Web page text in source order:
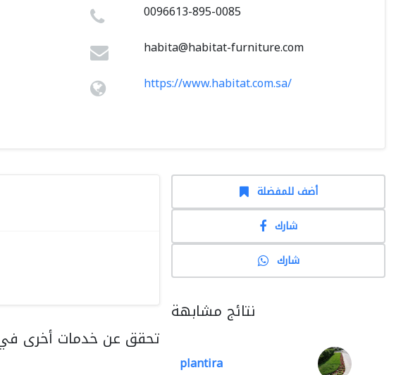
0096613-895-0085
habita@habitat-furniture.com
https://www.habitat.com.sa/
تحقق عن خدمات أخرى في
أضف للمفضلة
شارك
شارك
نتائج مشابهة
plantira